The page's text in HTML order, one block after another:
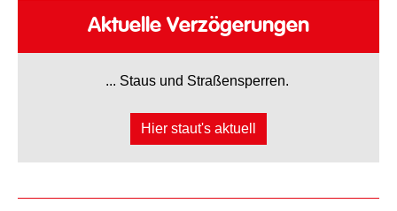
Aktuelle Verzögerungen
... Staus und Straßensperren.
Hier staut's aktuell